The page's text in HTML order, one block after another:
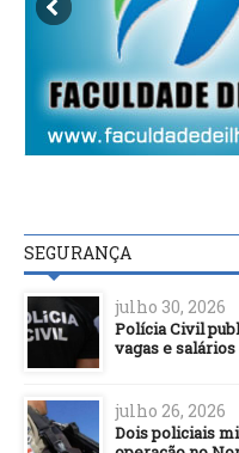
SEGURANÇA
julho 30, 2026
Polícia Civil
vagas e salários
julho 26, 2026
Dois policiais